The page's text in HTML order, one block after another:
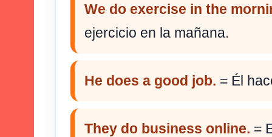
We do exercise in the
ejercicio en la mañana.
He does a good job. = Él
They do business online. =